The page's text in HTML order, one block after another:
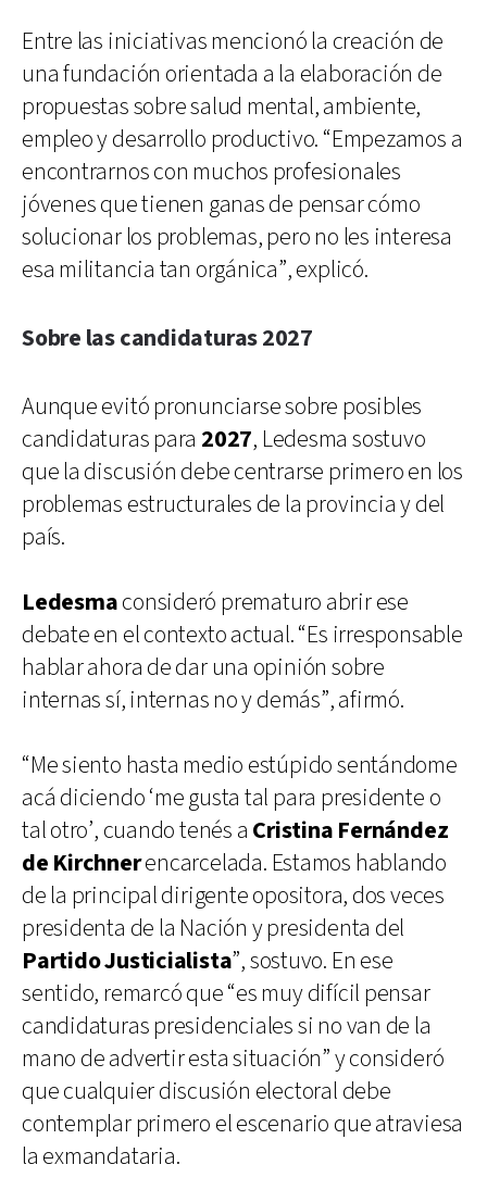
Entre las iniciativas mencionó la creación de
una fundación orientada a la elaboración de
propuestas sobre salud mental, ambiente,
empleo y desarrollo productivo. “Empezamos a
encontrarnos con muchos profesionales
jóvenes que tienen ganas de pensar cómo
solucionar los problemas, pero no les interesa
esa militancia tan orgánica”, explicó.
Sobre las candidaturas 2027
Aunque evitó pronunciarse sobre posibles
candidaturas para 2027, Ledesma sostuvo
que la discusión debe centrarse primero en los
problemas estructurales de la provincia y del
país.
Ledesmaconsideró prematuro abrir ese
debate en el contexto actual. “Es irresponsable
hablar ahora de dar una opinión sobre
internas sí, internas no y demás”, afirmó.
“Me siento hasta medio estúpido sentándome
acá diciendo ‘me gusta tal para presidente o
tal otro’, cuando tenés a Cristina Fernández
de Kirchnerencarcelada. Estamos hablando
de la principal dirigente opositora, dos veces
presidenta de la Nación y presidenta del
Partido Justicialista”, sostuvo. En ese
sentido, remarcó que “es muy difícil pensar
candidaturas presidenciales si no van de la
mano de advertir esta situación” y consideró
que cualquier discusión electoral debe
contemplar primero el escenario que atraviesa
la exmandataria.